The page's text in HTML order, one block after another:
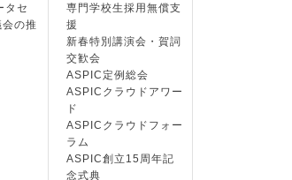
タセ
の推
専門学校生採用無償支
援
新春特別講演会・賀詞
交歓会
ASPIC定例総会
ASPICクラウドアワー
ド
ASPICクラウドフォー
ラム
ASPIC創立15周年記
念式典